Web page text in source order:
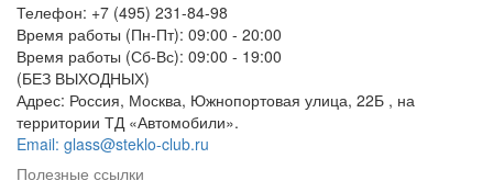
Телефон: +7 (495) 231-84-98
Время работы (Пн-Пт): 09:00 - 20:00
Время работы (Сб-Вс): 09:00 - 19:00
(БЕЗ ВЫХОДНЫХ)
Адрес: Россия, Москва, Южнопортовая улица, 22Б , на
территории ТД «Автомобили».
Email: glass@steklo-club.ru
Полезные ссылки